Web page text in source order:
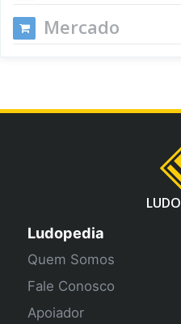
Mercado
LUDO
Ludopedia
Quem Somos
Fale Conosco
Apoiador